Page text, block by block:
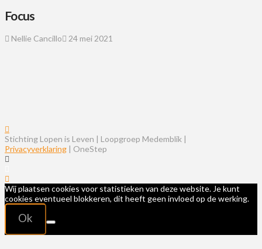
Focus
Nellie Cancillo 24 mei 2021
Stichting Lopen is Leven | Loopgroep Medemblik |
Privacyverklaring | OneStep
Wij plaatsen cookies voor statistieken van deze website. Je kunt
cookies eventueel blokkeren, dit heeft geen invloed op de werking.
Ok